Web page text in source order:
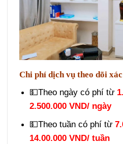
Chi phí dịch vụ theo dõi
💵Theo ngày có phí từ
2.500.000 VND/ ngày
💵Theo tuần có phí từ
14.00.000 VND/ tuần